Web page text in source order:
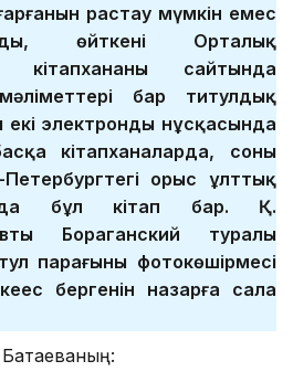
растау мүмкін емес
өйткені Орталық
кітапхананың сайтында
бар титулдық
екі электронды нұсқасында
кітапханаларда, соның
орыс ұлттық
бұл кітап бар. Қ.
Бораганский туралы
парағының фотокөшірмесі
бергенін назарға сала